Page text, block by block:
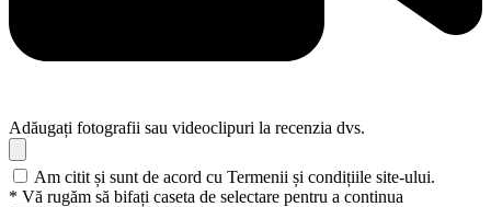
Adăugați fotografii sau videoclipuri la recenzia dvs.
Am citit și sunt de acord cu Termenii și condițiile site-ului.
* Vă rugăm să bifați caseta de selectare pentru a continua